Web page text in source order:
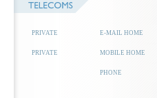
PRIVATE E-MAIL HOME
PRIVATE MOBILE HOME
PHONE